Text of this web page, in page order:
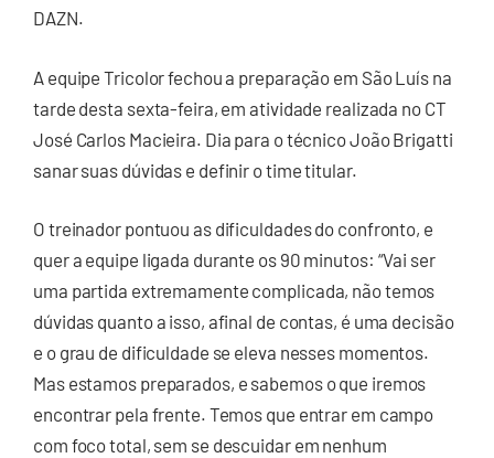
DAZN.
A equipe Tricolor fechou a preparação em São Luís na
tarde desta sexta-feira, em atividade realizada no CT
José Carlos Macieira. Dia para o técnico João Brigatti
sanar suas dúvidas e definir o time titular.
O treinador pontuou as dificuldades do confronto, e
quer a equipe ligada durante os 90 minutos: “Vai ser
uma partida extremamente complicada, não temos
dúvidas quanto a isso, afinal de contas, é uma decisão
e o grau de dificuldade se eleva nesses momentos.
Mas estamos preparados, e sabemos o que iremos
encontrar pela frente. Temos que entrar em campo
com foco total, sem se descuidar em nenhum